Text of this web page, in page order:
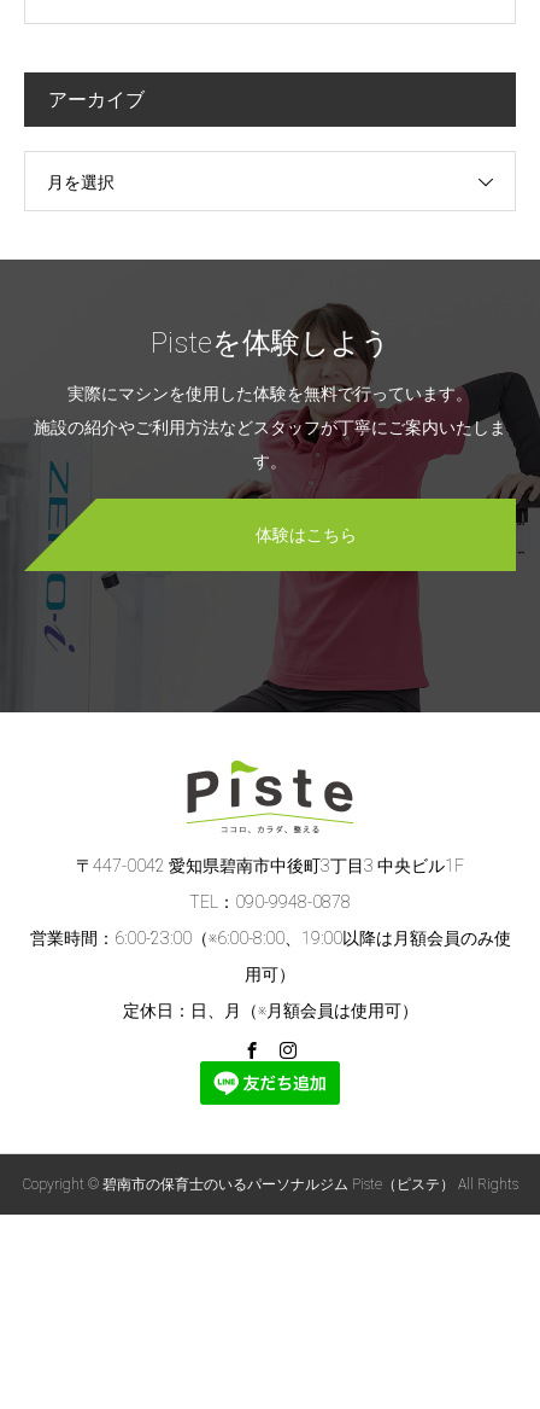
アーカイブ
月を選択
Pisteを体験しよう
実際にマシンを使用した体験を無料で行っています。
施設の紹介やご利用方法などスタッフが丁寧にご案内いたしま
す。
体験はこちら
〒447-0042 愛知県碧南市中後町3丁目3 中央ビル1F
TEL：090-9948-0878
営業時間：6:00-23:00（※6:00-8:00、19:00以降は月額会員のみ使
用可）
定休日：日、月（※月額会員は使用可）
Copyright © 碧南市の保育士のいるパーソナルジム Piste（ピステ） All Rights